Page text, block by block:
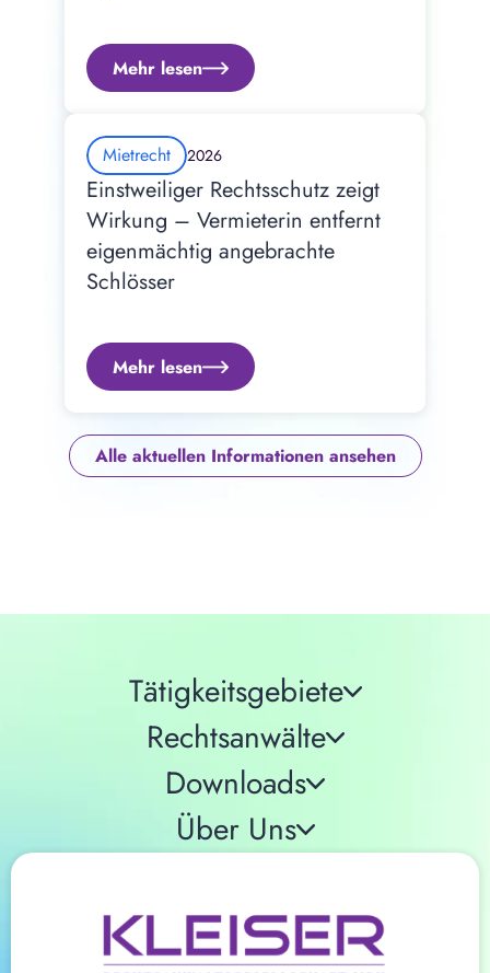
Mehr lesen
Mietrecht 2026
Einstweiliger Rechtsschutz zeigt
Wirkung – Vermieterin entfernt
eigenmächtig angebrachte
Schlösser
Mehr lesen
Alle aktuellen Informationen ansehen
Tätigkeitsgebiete
Rechtsanwälte
Downloads
Über Uns